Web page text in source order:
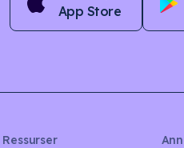
App Store
Ressurser